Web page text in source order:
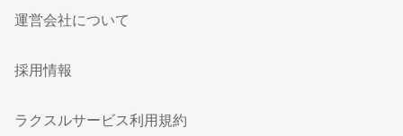
運営会社について
採用情報
ラクスルサービス利用規約